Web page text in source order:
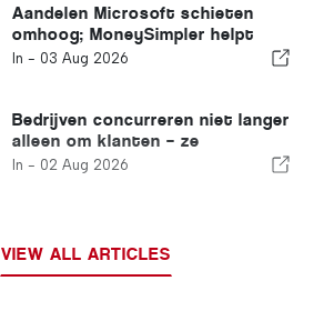
Aandelen Microsoft schieten
omhoog; MoneySimpler helpt
beleggers passief inkomen op te
In - 03 Aug 2026
Bedrijven concurreren niet langer
alleen om klanten – ze
concurreren om talent
In - 02 Aug 2026
VIEW ALL ARTICLES